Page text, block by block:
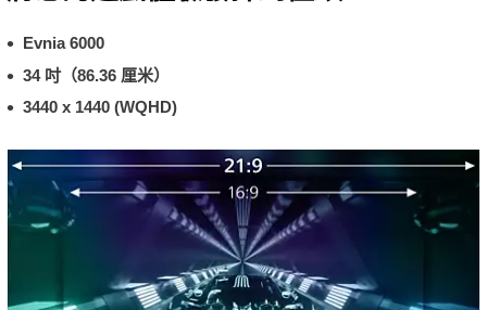
Evnia 6000
34 吋（86.36 厘米）
3440 x 1440 (WQHD)